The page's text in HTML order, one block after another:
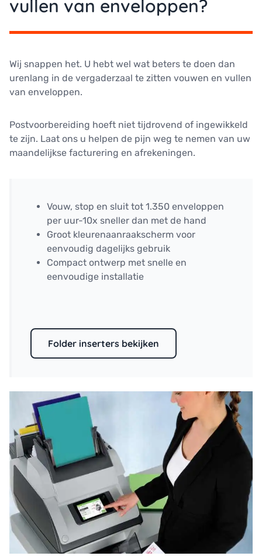
vullen van enveloppen?
Wij snappen het. U hebt wel wat beters te doen dan
urenlang in de vergaderzaal te zitten vouwen en vullen
van enveloppen.
Postvoorbereiding hoeft niet tijdrovend of ingewikkeld
te zijn. Laat ons u helpen de pijn weg te nemen van uw
maandelijkse facturering en afrekeningen.
Vouw, stop en sluit tot 1.350 enveloppen
per uur-10x sneller dan met de hand
Groot kleurenaanraakscherm voor
eenvoudig dagelijks gebruik
Compact ontwerp met snelle en
eenvoudige installatie
Folder inserters bekijken